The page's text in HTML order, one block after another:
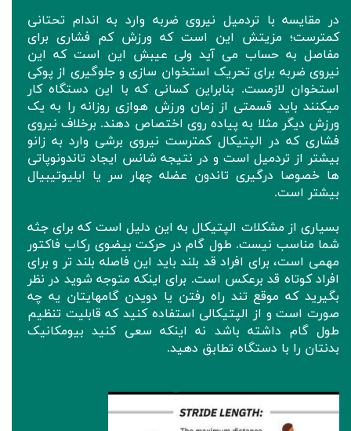
در مقایسه با تردمیل نیروی ضربه وارد به اندام تحتانی
کمترست؛ مزیتش این است که ورزش کم فشاری برای
مفاصل به حساب می آید ولی عیبش این است که این
نیروی ضربه برای تحریک استخوان سازی و جلوگیری از پوکی
استخوان لازمست. بنابراین کسانی که با این دستگاه کار
میکنند باید قسمتی از زمان ورزش هوازی روزانه را به یک
ورزش دیگر مثلا به پیاده روی اختصاص دهند. برخلاف نیروی
فشاری که در الپتیکال کمترست نیروی برشی وارد به زانو
بیشتر از تردمیل است و در نتیجه شانس ایجاد تاندونوپاتی
ها خصوصا درگیری تاندون عضله چهار سر یا ایلیوتیبیال
بیشتر است.
بسیاری از مشکلات الپتیکال به این دلیل است که برای جثه
شما مناسب نیست. طول گام در حرکت بیضوی رکاب فاکتور
مهمی است، برای افراد قد بلند باید این فاصله بلند تر و برای
افراد کوتاه قد برعکس است. برای اینکه متوجه شوید در نظر
بگیرید که موقع تند راه رفتن یا دویدن گامهایتان یه چه
صورت است و از الپتیکالی استفاده کنید که قابلیت تنظیم
طول گام داشته باشد نه اینکه سعی کنید بیومکانیک
بدنتان را با دستگاه تطابق دهید.